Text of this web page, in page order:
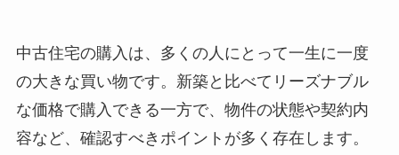
中古住宅の購入は、多くの人にとって一生に一度
の大きな買い物です。新築と比べてリーズナブル
な価格で購入できる一方で、物件の状態や契約内
容など、確認すべきポイントが多く存在します。